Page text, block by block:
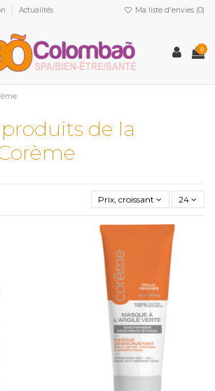
Actualités Ma liste d'envies (0)
0
de la
Prix, croissant 24